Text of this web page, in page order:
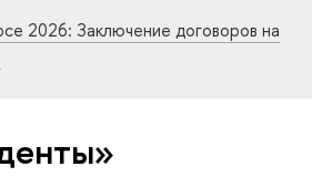
2026: Заключение договоров на